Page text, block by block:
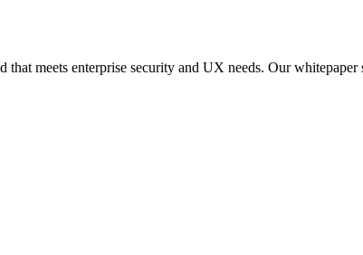
meets enterprise security and UX needs. Our